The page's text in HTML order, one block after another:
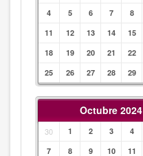
4
5 6 7 8
11
12 13 14 15
18
19 20 21 22
25
26 27 28 29
Octubre 2024
30 1 2 3 4
7
8 9 10 11